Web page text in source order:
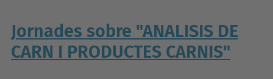
Jornades sobre "ANALISIS DE
CARN I PRODUCTES CARNIS"